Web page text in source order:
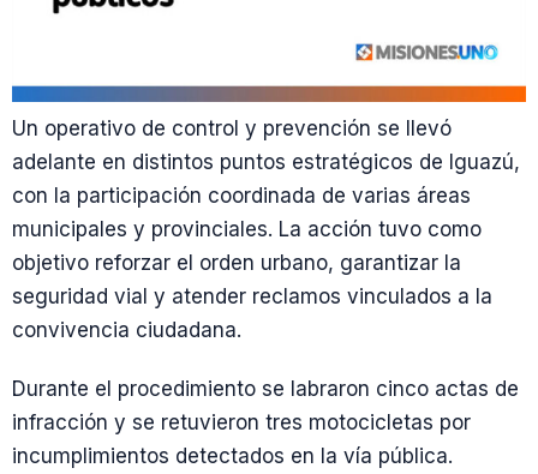
Un operativo de control y prevención se llevó
adelante en distintos puntos estratégicos de Iguazú,
con la participación coordinada de varias áreas
municipales y provinciales. La acción tuvo como
objetivo reforzar el orden urbano, garantizar la
seguridad vial y atender reclamos vinculados a la
convivencia ciudadana.
Durante el procedimiento se labraron cinco actas de
infracción y se retuvieron tres motocicletas por
incumplimientos detectados en la vía pública.